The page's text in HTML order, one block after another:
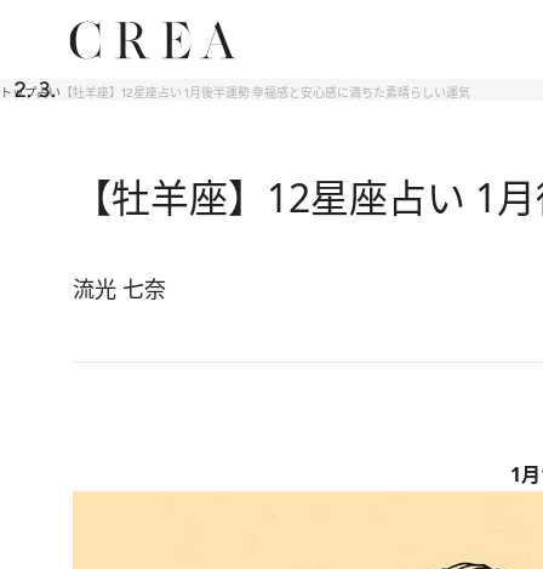
トップ占い 【牡羊座】12星座占い 1月後半運勢 幸福感と安心感に満ちた素晴らしい運気
【牡羊座】12星座占い 1
流光 七奈
1